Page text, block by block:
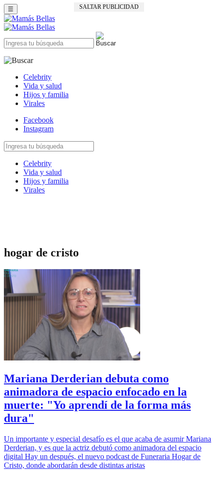
SALTAR PUBLICIDAD
☰
Celebrity
Vida y salud
Hijos y familia
Virales
Facebook
Instagram
Celebrity
Vida y salud
Hijos y familia
Virales
hogar de cristo
Mariana Derderian debuta como
animadora de espacio enfocado en la
muerte: "Yo aprendí de la forma más
dura"
Un importante y especial desafío es el que acaba de asumir Mariana
Derderian, y es que la actriz debutó como animadora del espacio
digital Hay un después, el nuevo podcast de Funeraria Hogar de
Cristo, donde abordarán desde distintas aristas